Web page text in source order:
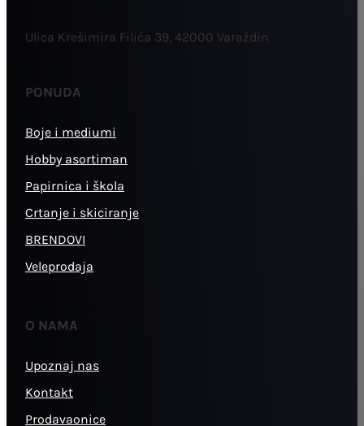
Ulica Krešimira Filića 39, 42000 Varaždin
PONUDA
Boje i mediumi
Hobby asortiman
Papirnica i škola
Crtanje i skiciranje
BRENDOVI
Veleprodaja
O NAMA
Upoznaj nas
Kontakt
Prodavaonice